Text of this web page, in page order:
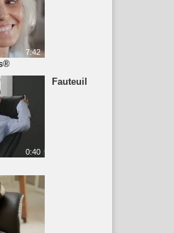
7:42
0:40
Fauteuil